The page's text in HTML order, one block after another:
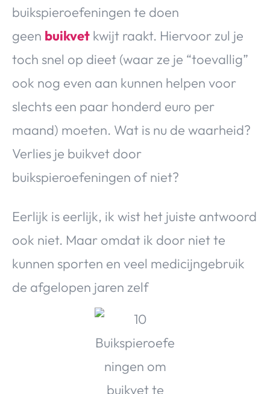
VALERIE'S CHOICE
Travel
Lifestyle
buikspieroefeningen te doen
geen buikvet kwijt raakt. Hiervoor zul je
toch snel op dieet (waar ze je “toevallig”
ook nog even aan kunnen helpen voor
slechts een paar honderd euro per
maand) moeten. Wat is nu de waarheid?
Verlies je buikvet door
buikspieroefeningen of niet?
Eerlijk is eerlijk, ik wist het juiste antwoord
ook niet. Maar omdat ik door niet te
kunnen sporten en veel medicijngebruik
de afgelopen jaren zelf